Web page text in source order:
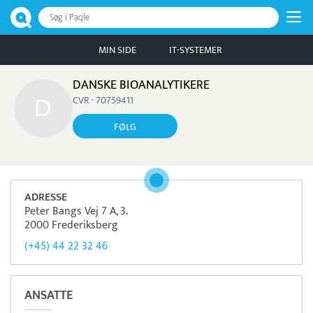
Søg i Paqle
MIN SIDE IT-SYSTEMER
DANSKE BIOANALYTIKERE
CVR · 70759411
FØLG
ADRESSE
Peter Bangs Vej 7 A, 3.
2000 Frederiksberg
(+45) 44 22 32 46
ANSATTE